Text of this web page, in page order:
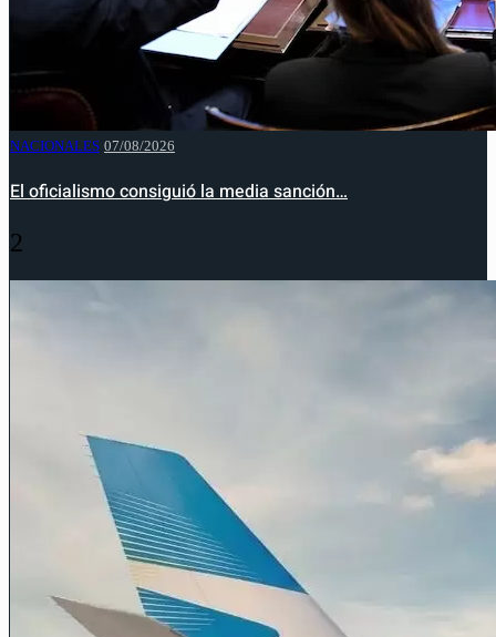
NACIONALES 07/08/2026
El oficialismo consiguió la media sanción…
2